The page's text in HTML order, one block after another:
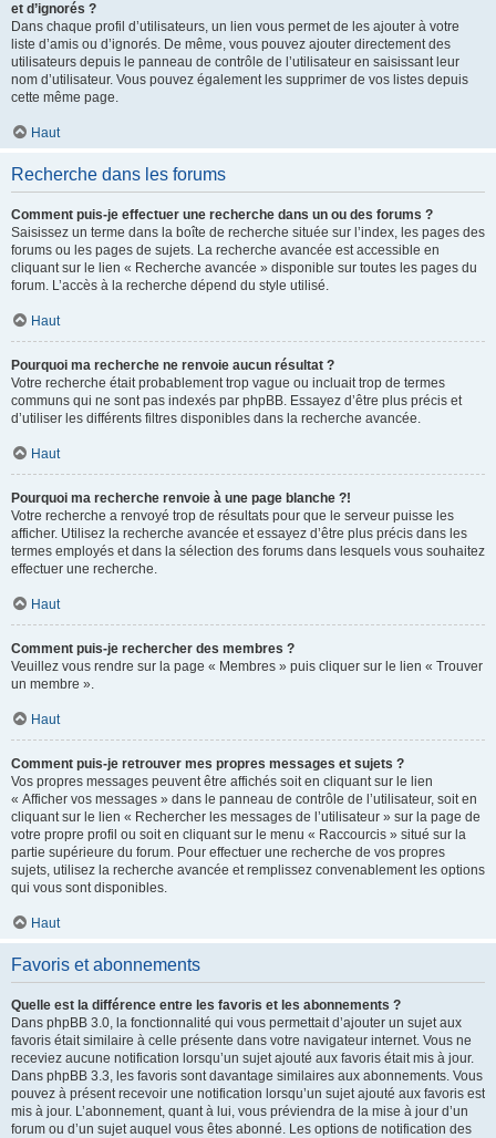
et d’ignorés ?
Dans chaque profil d’utilisateurs, un lien vous permet de les ajouter à votre
liste d’amis ou d’ignorés. De même, vous pouvez ajouter directement des
utilisateurs depuis le panneau de contrôle de l’utilisateur en saisissant leur
nom d’utilisateur. Vous pouvez également les supprimer de vos listes depuis
cette même page.
Haut
Recherche dans les forums
Comment puis-je effectuer une recherche dans un ou des forums ?
Saisissez un terme dans la boîte de recherche située sur l’index, les pages des
forums ou les pages de sujets. La recherche avancée est accessible en
cliquant sur le lien « Recherche avancée » disponible sur toutes les pages du
forum. L’accès à la recherche dépend du style utilisé.
Haut
Pourquoi ma recherche ne renvoie aucun résultat ?
Votre recherche était probablement trop vague ou incluait trop de termes
communs qui ne sont pas indexés par phpBB. Essayez d’être plus précis et
d’utiliser les différents filtres disponibles dans la recherche avancée.
Haut
Pourquoi ma recherche renvoie à une page blanche ?!
Votre recherche a renvoyé trop de résultats pour que le serveur puisse les
afficher. Utilisez la recherche avancée et essayez d’être plus précis dans les
termes employés et dans la sélection des forums dans lesquels vous souhaitez
effectuer une recherche.
Haut
Comment puis-je rechercher des membres ?
Veuillez vous rendre sur la page « Membres » puis cliquer sur le lien « Trouver
un membre ».
Haut
Comment puis-je retrouver mes propres messages et sujets ?
Vos propres messages peuvent être affichés soit en cliquant sur le lien
« Afficher vos messages » dans le panneau de contrôle de l’utilisateur, soit en
cliquant sur le lien « Rechercher les messages de l’utilisateur » sur la page de
votre propre profil ou soit en cliquant sur le menu « Raccourcis » situé sur la
partie supérieure du forum. Pour effectuer une recherche de vos propres
sujets, utilisez la recherche avancée et remplissez convenablement les options
qui vous sont disponibles.
Haut
Favoris et abonnements
Quelle est la différence entre les favoris et les abonnements ?
Dans phpBB 3.0, la fonctionnalité qui vous permettait d’ajouter un sujet aux
favoris était similaire à celle présente dans votre navigateur internet. Vous ne
receviez aucune notification lorsqu’un sujet ajouté aux favoris était mis à jour.
Dans phpBB 3.3, les favoris sont davantage similaires aux abonnements. Vous
pouvez à présent recevoir une notification lorsqu’un sujet ajouté aux favoris est
mis à jour. L’abonnement, quant à lui, vous préviendra de la mise à jour d’un
forum ou d’un sujet auquel vous êtes abonné. Les options de notification des